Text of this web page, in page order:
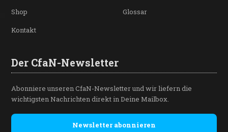
Shop
Kontakt
Glossar
Der CfaN-Newsletter
Abonniere unseren CfaN-Newsletter und wir liefern die
wichtigsten Nachrichten direkt in Deine Mailbox.
Newsletter abonnieren